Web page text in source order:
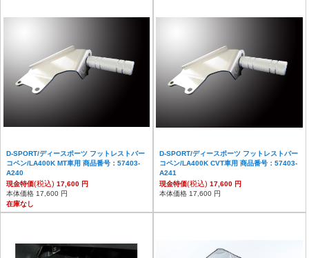
D-SPORT/ディースポーツ フットレストバー
コペン/LA400K MT車用 商品番号：57403-
A240
現金特価(税込) 17,600 円
本体価格 17,600 円
在庫なし
D-SPORT/ディースポーツ フットレストバー
コペン/LA400K CVT車用 商品番号：57403-
A241
現金特価(税込) 17,600 円
本体価格 17,600 円